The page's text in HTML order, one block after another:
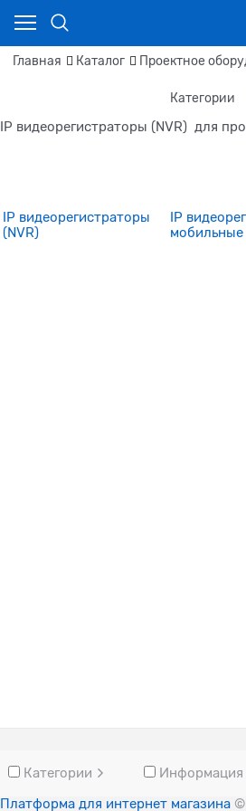
Главная Каталог Проектное
Категории
IP видеорегистраторы (NVR) для
IP видеорегистраторы
(NVR)
IP
мобильные
Категории Информация
Платформа для интернет магазина ©